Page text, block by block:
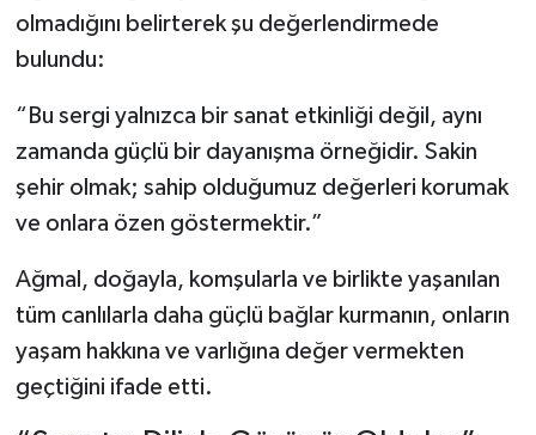
olmadığını belirterek şu değerlendirmede
bulundu:
“Bu sergi yalnızca bir sanat etkinliği değil, aynı
zamanda güçlü bir dayanışma örneğidir. Sakin
şehir olmak; sahip olduğumuz değerleri korumak
ve onlara özen göstermektir.”
Ağmal, doğayla, komşularla ve birlikte yaşanılan
tüm canlılarla daha güçlü bağlar kurmanın, onların
yaşam hakkına ve varlığına değer vermekten
geçtiğini ifade etti.